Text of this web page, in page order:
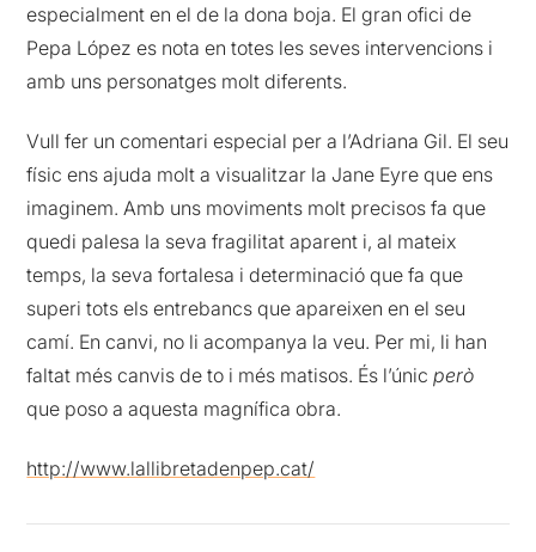
especialment en el de la dona boja. El gran ofici de
Pepa López es nota en totes les seves intervencions i
amb uns personatges molt diferents.
Vull fer un comentari especial per a l’Adriana Gil. El seu
físic ens ajuda molt a visualitzar la Jane Eyre que ens
imaginem. Amb uns moviments molt precisos fa que
quedi palesa la seva fragilitat aparent i, al mateix
temps, la seva fortalesa i determinació que fa que
superi tots els entrebancs que apareixen en el seu
camí. En canvi, no li acompanya la veu. Per mi, li han
faltat més canvis de to i més matisos. És l’únicperò
que poso a aquesta magnífica obra.
http://www.lallibretadenpep.cat/